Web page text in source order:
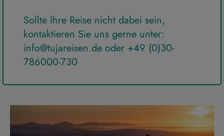
Sollte Ihre Reise nicht dabei sein,
kontaktieren Sie uns gerne unter:
info@tujareisen.de oder +49 (0)30-
786000-730